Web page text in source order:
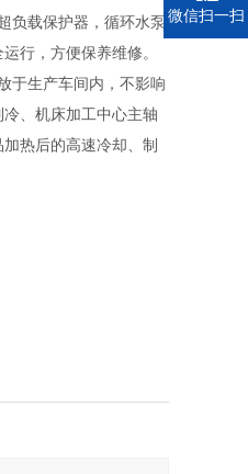
负载保护器，循环水泵
行，方便保养维修。
于生产车间内，不影响
、机床加工中心主轴
热后的高速冷却、制
电话
微信扫一扫